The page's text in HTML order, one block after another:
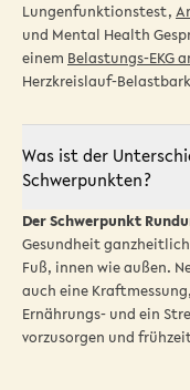
Lungenfunktionstest,
und Mental Health
einem Belastungs-EKG
Herzkreislauf-
Was ist der
Schwerpunkten?
Der Schwerpunkt
Gesundheit
Fuß, innen wie außen.
auch eine
Ernährungs- und ein
vorzusorgen und